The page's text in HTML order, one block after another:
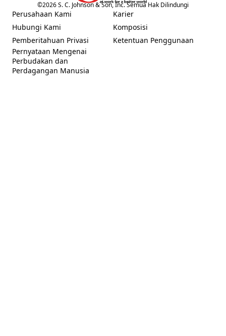
(Opens in a new tab)
©2026S. C. Johnson & Son, Inc. Semua Hak Dilindungi
Perusahaan Kami
(Opens in a new tab)
Hubungi Kami
(Opens in a new tab)
Pemberitahuan Privasi
(Opens in a new tab)
Pernyataan Mengenai
Perbudakan dan
Perdagangan Manusia
(Opens in a new tab)
Karier
(Opens in a new tab)
Komposisi
Ketentuan Penggunaan
(Opens in a new tab)